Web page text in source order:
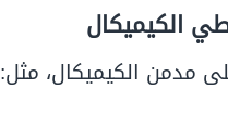
الكيميكال
مدمن الكيميكال، مثل: